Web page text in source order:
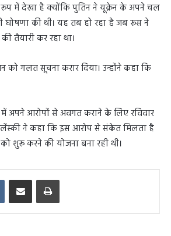
में देखा है क्योंकि पुतिन ने यूक्रेन के अपने चल
घोषणा की थी। यह तब हो रहा है जब रूस ने
तैयारी कर रहा था।
गलत सूचना करार दिया। उन्होंने कहा कि
में अपने आरोपों से अवगत कराने के लिए रविवार
ज़ेलेंस्की ने कहा कि इस आरोप से संकेत मिलता है
शुरू करने की योजना बना रही थी।
VKontakteShare via Email Print